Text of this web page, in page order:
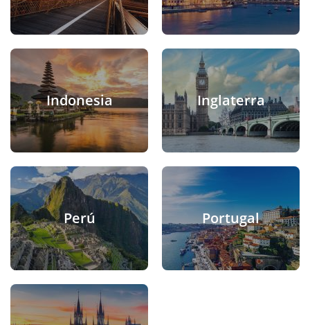
Indonesia Inglaterra
Perú Portugal